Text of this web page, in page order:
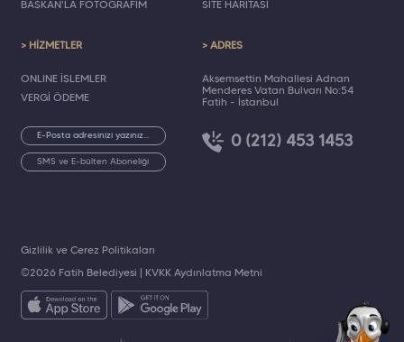
BAŞKAN'LA FOTOĞRAFIM SİTE HARİTASI
> HİZMETLER
ONLINE İŞLEMLER
VERGİ ÖDEME
SMS ve E-bülten Aboneliği
> ADRES
Akşemsettin Mahallesi Adnan
Menderes Vatan Bulvarı No:54
Fatih - İstanbul
0 (212) 453 1453
©2026 Fatih Belediyesi | KVKK Aydınlatma Metni
Gizlilik ve Çerez Politikaları